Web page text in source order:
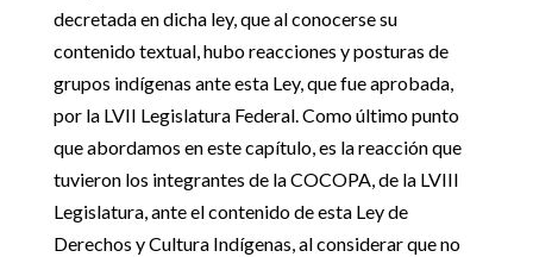
decretada en dicha ley, que al conocerse su
contenido textual, hubo reacciones y posturas de
grupos indígenas ante esta Ley, que fue aprobada,
por la LVII Legislatura Federal. Como último punto
que abordamos en este capítulo, es la reacción que
tuvieron los integrantes de la COCOPA, de la LVIII
Legislatura, ante el contenido de esta Ley de
Derechos y Cultura Indígenas, al considerar que no